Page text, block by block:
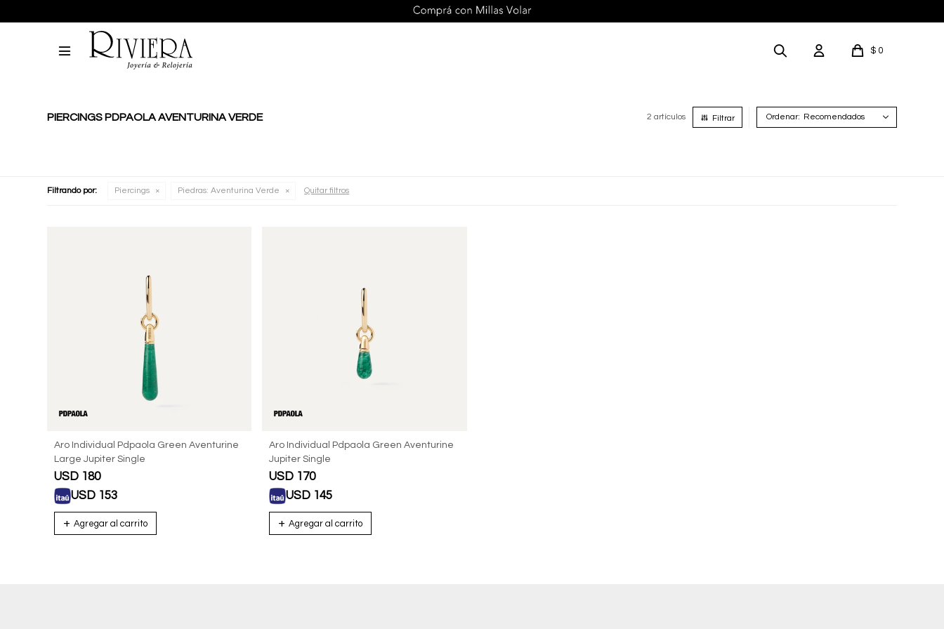
$ 0

PIERCINGS PDPAOLA AVENTURINA VERDE 2 artículos Recomendados
Filtrando por: Piercings Piedras: Aventurina Verde Quitar filtros
Aro Individual Pdpaola Green Aventurine
Large Jupiter Single
USD 180
USD 153
Aro Individual Pdpaola Green Aventurine
Jupiter Single
USD 170
USD 145